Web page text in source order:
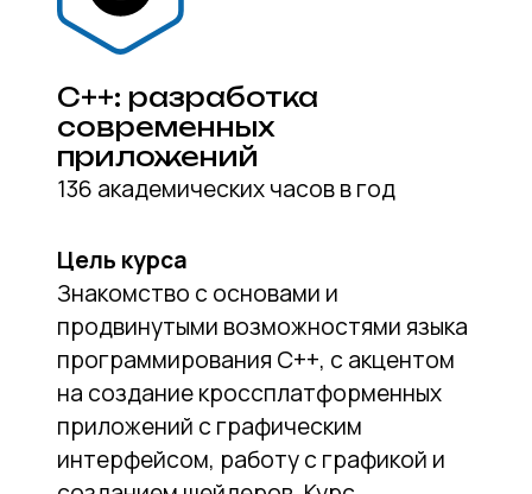
Онлайн школа программирования для
учащихся ключевых навыков будущего, а
также:
креативного мышления;
умения думать категориями
возможностей и инноваций;
инициативы в реализации новых идей;
готовности к вызовам цифровой эры.
В новосибирской онлайн школе
программирования для детей
практикуется обучение на высшем